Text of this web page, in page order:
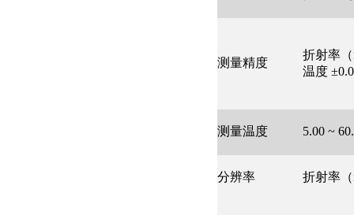
测量精度
折射率
温度
测量温度 5.00 ~
分辨率 折射率